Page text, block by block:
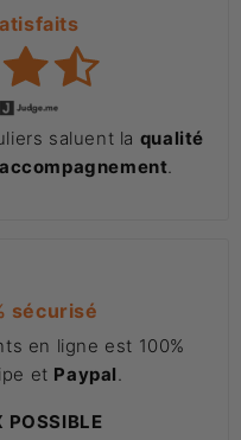
saluent la qualité
accompagnement
sécurisé
en ligne est 100%
et Paypal
POSSIBLE